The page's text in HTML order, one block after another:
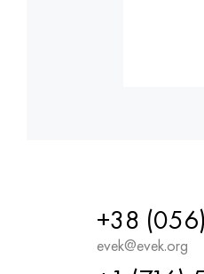
+38
evek@evek.org